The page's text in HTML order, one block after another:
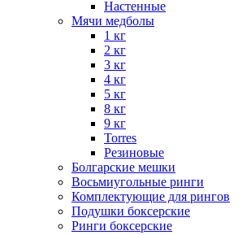
Настенные
Мячи медболы
1 кг
2 кг
3 кг
4 кг
5 кг
8 кг
9 кг
Torres
Резиновые
Болгарские мешки
Восьмиугольные ринги
Комплектующие для рингов
Подушки боксерские
Ринги боксерские